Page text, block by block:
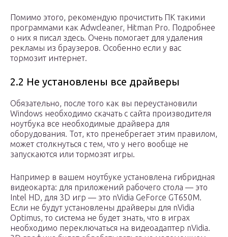
Помимо этого, рекомендую прочистить ПК такими
программами как Adwcleaner, Hitman Pro. Подробнее
о них я писал здесь. Очень помогает для удаления
рекламы из браузеров. Особенно если у вас
тормозит интернет.
2.2 Не установлены все драйверы
Обязательно, после того как вы переустановили
Windows необходимо скачать с сайта производителя
ноутбука все необходимые драйвера для
оборудования. Тот, кто пренебрегает этим правилом,
может столкнуться с тем, что у него вообще не
запускаются или тормозят игры.
Например в вашем ноутбуке установлена гибридная
видеокарта: для приложений рабочего стола — это
Intel HD, для 3D игр — это nVidia GeForce GT650M.
Если не будут установлены драйверы для nVidia
Optimus, то система не будет знать, что в играх
необходимо переключаться на видеоадаптер nVidia.